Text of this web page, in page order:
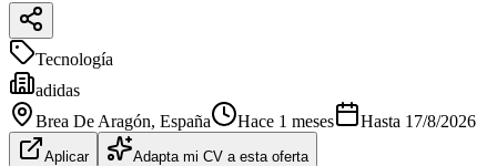
Tecnología
adidas
Brea De Aragón, España Hace 1 meses Hasta 17/8/2026
Aplicar Adapta mi CV a esta oferta